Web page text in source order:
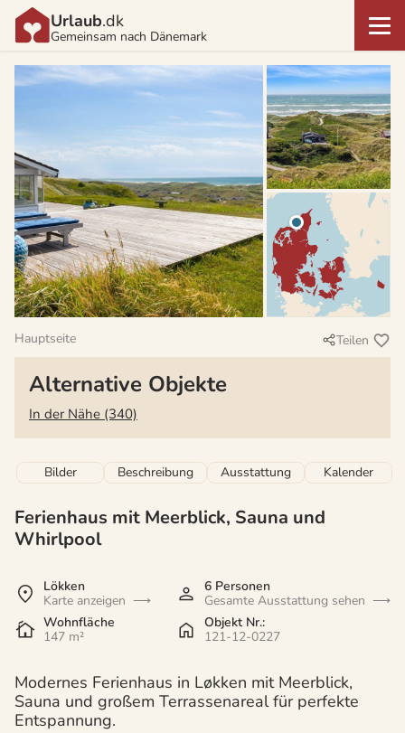
Urlaub.dk
Gemeinsam nach Dänemark
Hauptseite Teilen
Alternative Objekte
In der Nähe (340)
Bilder Beschreibung Ausstattung Kalender
Ferienhaus mit Meerblick, Sauna und
Whirlpool
Lökken
Karte anzeigen
6 Personen
Gesamte Ausstattung sehen
Wohnfläche
147 m²
Objekt Nr.:
121-12-0227
Modernes Ferienhaus in Løkken mit Meerblick,
Sauna und großem Terrassenareal für perfekte
Entspannung.